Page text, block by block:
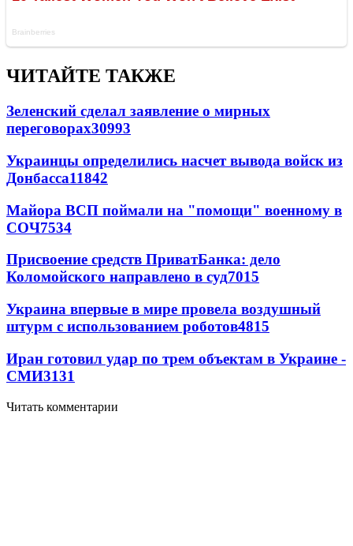
ЧИТАЙТЕ ТАКЖЕ
Зеленский сделал заявление о мирных
переговорах30993
Украинцы определились насчет вывода войск из
Донбасса11842
Майора ВСП поймали на "помощи" военному в
СОЧ7534
Присвоение средств ПриватБанка: дело
Коломойского направлено в суд7015
Украина впервые в мире провела воздушный
штурм с использованием роботов4815
Иран готовил удар по трем объектам в Украине -
СМИ3131
Читать комментарии